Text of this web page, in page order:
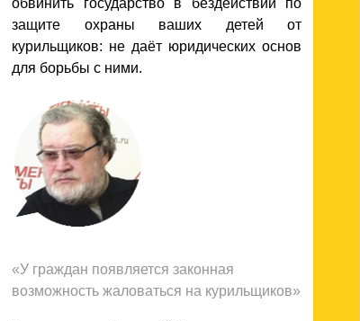
обвинить государство в бездействии по
защите охраны ваших детей от
курильщиков: не даёт юридических основ
для борьбы с ними.
«У граждан появляется законная
возможность жаловаться на курильщиков»